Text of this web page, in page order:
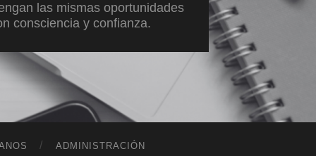
las mismas oportunidades
consciencia y confianza.
ADMINISTRACIÓN